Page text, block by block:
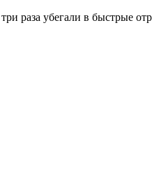
раза убегали в быстрые